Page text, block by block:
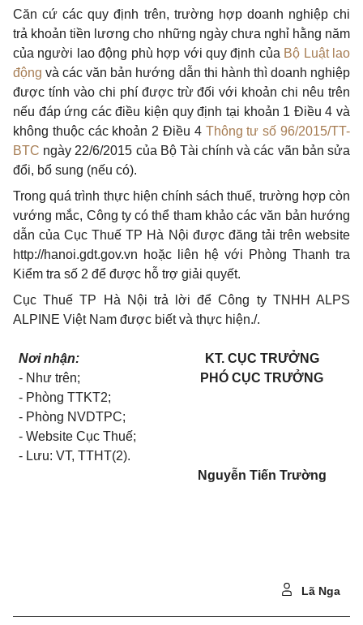
Căn cứ các quy định trên, trường hợp doanh nghiệp chi
trả khoản tiền lương cho những ngày chưa nghỉ hằng năm
của người lao động phù hợp với quy định của Bộ Luật lao
động và các văn bản hướng dẫn thi hành thìdoanh nghiệp
được tính vào chi phí được trừ đối với khoản chi nêu trên
nếu đáp ứng các điều kiện quy định tại khoản 1 Điều 4 và
không thuộc các khoản 2 Điều 4 Thông tư số 96/2015/TT-
BTC ngày 22/6/2015 của Bộ Tài chính và các vãn bản sửa
đổi, bổ sung (nếu có).
Trong quá trình thực hiện chính sách thuế, trường hợp còn
vướng mắc, Công ty có thể tham khảo các văn bản hướng
dẫn của Cục Thuế TP Hà Nội được đăng tải trên website
http://hanoi.gdt.gov.vn hoặc liên hệ với Phòng Thanh tra
Kiểm tra số 2 để được hỗ trợ giải quyết.
Cục Thuế TP Hà Nội trả lời đểCông tyTNHH ALPS
ALPINE Việt Nam được biết và thực hiện./.
Nơi nhận:
- Như trên;
- Phòng TTKT2;
- Phòng NVDTPC;
- Website Cục Thuế;
- Lưu: VT, TTHT(2).
KT. CỤC TRƯỞNG
PHÓ CỤC TRƯỞNG
Nguyễn Tiến Trường
Lã Nga